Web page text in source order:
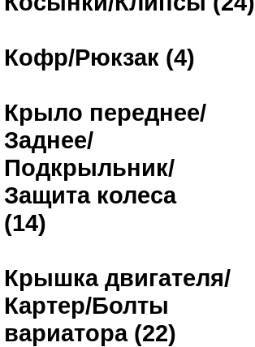
Кофр/Рюкзак (4)
Крыло переднее/
Заднее/
Подкрыльник/
Защита колеса
(14)
Крышка двигателя/
Картер/Болты
вариатора (22)